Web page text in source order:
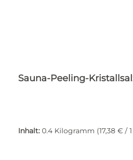
Sauna-Peeling-
Inhalt: 0.4 Kilogramm (17,38 € /